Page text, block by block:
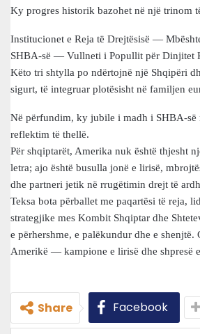
Ky progres historik bazohet në një trinom
Institucionet e Reja të Drejtësisë —
SHBA-së — Vullneti i Popullit për Dinjitet
Këto tri shtylla po ndërtojnë një Shqipëri
sigurt, të integruar plotësisht në familjen
Në përfundim, ky jubile i madh i SHBA-së
reflektim të thellë.
Për shqiptarët, Amerika nuk është thjesht
letra; ajo është busulla jonë e lirisë,
dhe partneri jetik në rrugëtimin drejt të
Teksa bota përballet me paqartësi të reja,
strategjike mes Kombit Shqiptar dhe
e përhershme, e palëkundur dhe e shenjtë.
Amerikë — kampione e lirisë dhe shpresë
Share Facebook